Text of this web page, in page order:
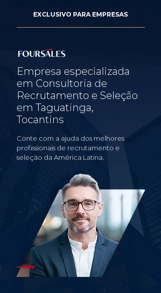
EXCLUSIVO PARA EMPRESAS
Empresa especializada
em Consultoria de
Recrutamento e Seleção
em Taguatinga,
Tocantins
Conte com a ajuda dos melhores
profissionais de recrutamento e
seleção da América Latina.